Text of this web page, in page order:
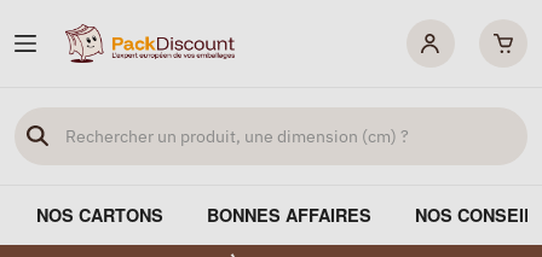
NOS CARTONS BONNES AFFAIRES NOS